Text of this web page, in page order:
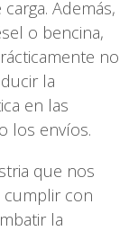
Además,
o bencina,
no
la
en las
los envíos.
que nos
cumplir con
la